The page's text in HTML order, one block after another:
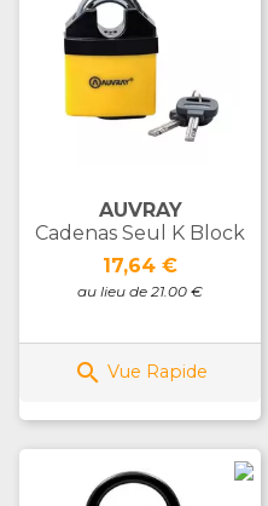
AUVRAY
Cadenas Seul K Block
Prix
17,64 €
au lieu de 21.00 €
 Vue Rapide